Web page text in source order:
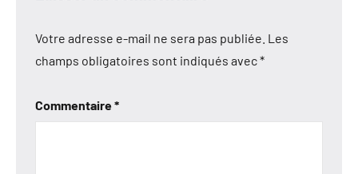
Votre adresse e-mail ne sera pas publiée. Les
champs obligatoires sont indiqués avec*
Commentaire*